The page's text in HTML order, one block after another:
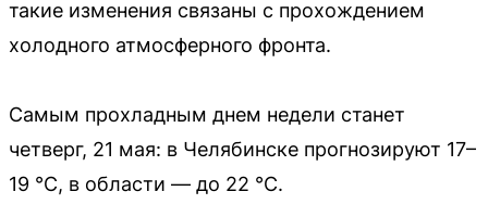
такие изменения связаны с прохождением
холодного атмосферного фронта.
Самым прохладным днем недели станет
четверг, 21 мая: в Челябинске прогнозируют 17–
19 °C, в области — до 22 °C.